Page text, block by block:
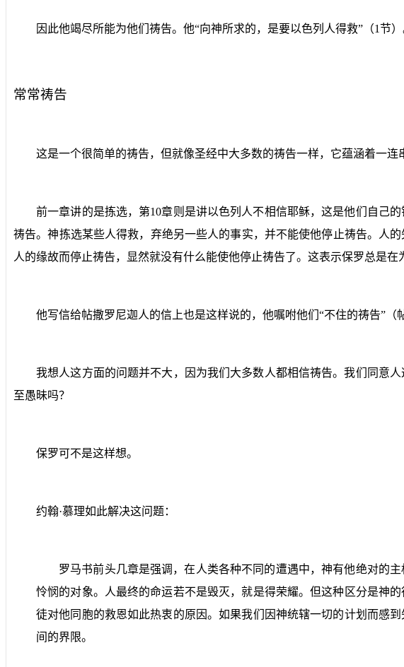
因此他竭尽所能为他们祷告。他“向神所求的，是要以色列人得救”（1节）
常常祷告
这是一个很简单的祷告，但就像圣经中大多数的祷告一样，它蕴涵着一连
前一章讲的是拣选，第10章则是讲以色列人不相信耶稣，这是他们自己
祷告。神拣选某些人得救，弃绝另一些人的事实，并不能使他停止祷告。人
人的缘故而停止祷告，显然就没有什么能使他停止祷告了。这表示保罗总是在
他写信给帖撒罗尼迦人的信上也是这样说的，他嘱咐他们“不住的祷告”（
我想人这方面的问题并不大，因为我们大多数人都相信祷告。我们同意
至愚昧吗？
保罗可不是这样想。
约翰·慕理如此解决这问题：
罗马书前头几章是强调，在人类各种不同的遭遇中，神有他绝对的
怜悯的对象。人最终的命运若不是毁灭，就是得荣耀。但这种区分是神
徒对他同胞的救恩如此热衷的原因。如果我们因神统辖一切的计划而感
间的界限。